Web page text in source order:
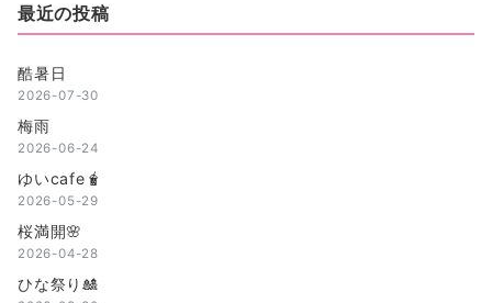
最近の投稿
酷暑日
2026-07-30
梅雨
2026-06-24
ゆいcafe🧋
2026-05-29
桜満開🌸
2026-04-28
ひな祭り🎎